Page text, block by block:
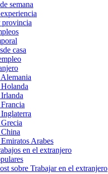
semana
provincia
casa
Arabes
en el extranjero
sobre Trabajar en el extranjero